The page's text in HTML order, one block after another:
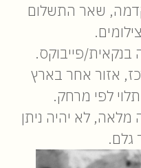
שאר התשלום
פייבוקס.
אזור אחר בארץ
לפי מרחק.
מלאה, לא יהיה ניתן
גלם.